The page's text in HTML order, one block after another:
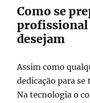
Como se
profissional
desejam
Assim como
dedicação para
Na tecnologia o